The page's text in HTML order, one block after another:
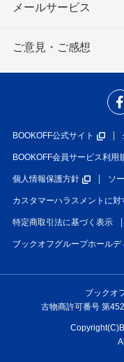
メールサービス
ご意見・ご感想
BOOKOFF公式サイト
BOOKOFF会員サービス利用
個人情報保護方針 ソ
カスタマーハラスメントに対
特定商取引法に基づく表示
ブックオフグループホールデ
ブックオ
古物商許可番号 第